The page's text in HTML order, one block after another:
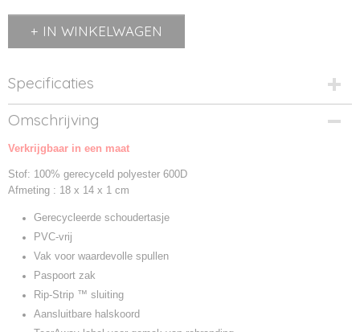
IN WINKELWAGEN
Specificaties
Productcode
BG283-1
Productcode leverancier
Omschrijving
Verkrijgbaar in een maat
Stof: 100% gerecyceld polyester 600D
Afmeting : 18 x 14 x 1 cm
Gerecycleerde schoudertasje
PVC-vrij
Vak voor waardevolle spullen
Paspoort zak
Rip-Strip ™ sluiting
Aansluitbare halskoord